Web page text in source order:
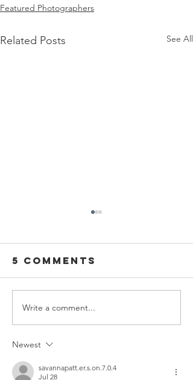
Featured Photographers
Related Posts See All
Featured
Photographer
Series 006 -
5 Comments
Write a comment...
Newest
savannapatt.er.s.on.7.0.4
Jul 28